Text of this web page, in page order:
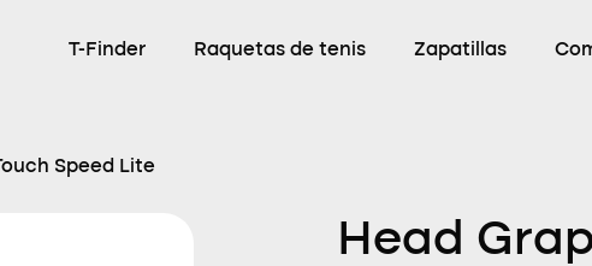
T-Finder Raquetas de tenis Zapatillas
Speed Lite
Head